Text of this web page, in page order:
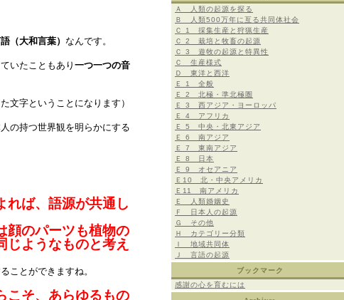
（大和言葉） なんです。
いたこともあり 一つ一つの音
文字ということになります）
の持つ世界観を明らかにする
れば、語源が共通し
顔のパーツも植物の
ようなものと考え
ことができますね。
こそ、あらゆるもの
Ａ 人類の起源を探る
Ｂ 人類500万年に亙る共同体社会
Ｃ 1 採集生産と狩猟生産
Ｃ 2 栽培と牧畜の起源
Ｃ 3 遊牧の起源と特異性
Ｃ 生産様式
Ｄ 東洋と西洋
Ｅ 1 全般
Ｅ 2 北極・準北極圏
Ｅ 3 西アジア・ヨーロッパ
Ｅ 4 アフリカ
Ｅ 5 中央・北東アジア
Ｅ 6 南アジア
Ｅ 7 東南アジア
Ｅ 8 日本
Ｅ 9 オセアニア
Ｅ10 北・中央アメリカ
Ｅ11 南アメリカ
Ｅ 人類婚姻史
Ｆ 日本人の起源
Ｇ その他
Ｈ カテゴリー分類
Ｉ 地域共同体
Ｊ 言語の起源
ブックマーク
感謝の心を育むには